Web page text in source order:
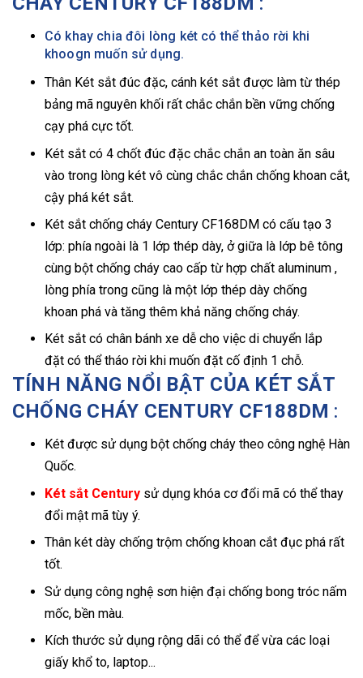
Có khay chia đôi lòng két có thể thảo rời khi
khoogn muốn sử dụng.
Thân Két sắt đúc đặc, cánh két sắt được làm từ thép
bảng mã nguyên khối rất chắc chắn bền vững chống
cạy phá cực tốt.
Két sắt có 4 chốt đúc đặc chắc chắn an toàn ăn sâu
vào trong lòng két vô cùng chắc chắn chống khoan cắt,
cậy phá két sắt.
Két sắt chống cháy Century CF168DM có cấu tạo 3
lớp: phía ngoài là 1 lớp thép dày, ở giữa là lớp bê tông
cùng bột chống cháy cao cấp từ hợp chất aluminum ,
lòng phía trong cũng là một lớp thép dày chống
khoan phá và tăng thêm khả năng chống cháy.
Két sắt có chân bánh xe dễ cho việc di chuyển lắp
đặt có thể tháo rời khi muốn đặt cố định 1 chỗ.
TÍNH NĂNG NỔI BẬT CỦA KÉT SẮT
CHỐNG CHÁY CENTURY CF188DM :
Két được sử dụng bột chống cháy theo công nghệ Hàn
Quốc.
Két sắt Century sử dụng khóa cơ đổi mã có thể thay
đổi mật mã tùy ý.
Thân két dày chống trộm chống khoan cắt đục phá rất
tốt.
Sử dụng công nghệ sơn hiện đại chống bong tróc nấm
mốc, bền màu.
Kích thước sử dụng rộng dãi có thể để vừa các loại
giấy khổ to, laptop...